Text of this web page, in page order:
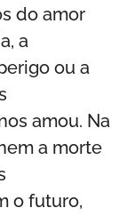
do amor
a
ou a
amou. Na
a morte
o futuro,